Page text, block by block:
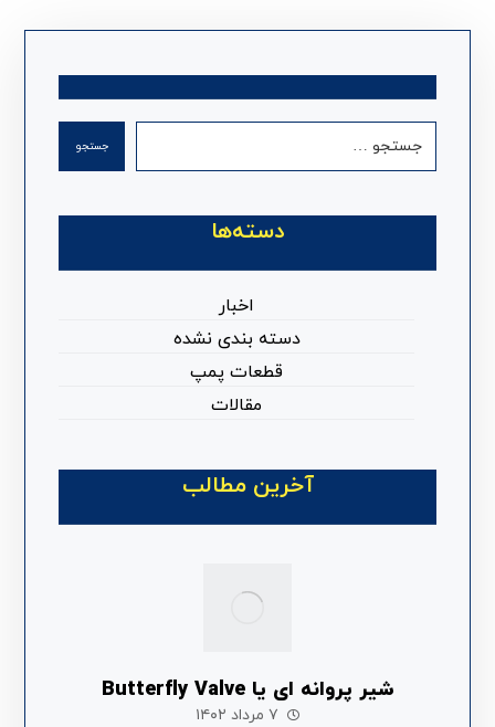
جستجو
دسته‌ها
اخبار
دسته بندی نشده
قطعات پمپ
مقالات
آخرین مطالب
شیر پروانه ای یا Butterfly Valve
۷ مرداد ۱۴۰۲